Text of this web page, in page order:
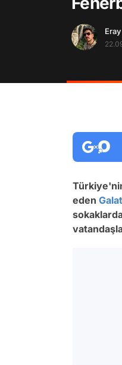
eden